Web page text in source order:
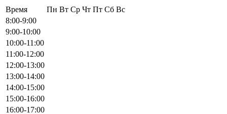
Время Пн Вт Ср Чт Пт Сб Вс
8:00-9:00
9:00-10:00
10:00-11:00
11:00-12:00
12:00-13:00
13:00-14:00
14:00-15:00
15:00-16:00
16:00-17:00